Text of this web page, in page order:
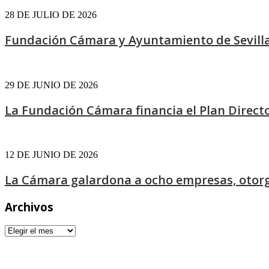
28 DE JULIO DE 2026
Fundación Cámara y Ayuntamiento de
29 DE JUNIO DE 2026
La Fundación Cámara financia el Plan
12 DE JUNIO DE 2026
La Cámara galardona a ocho empresas,
Archivos
Archivos